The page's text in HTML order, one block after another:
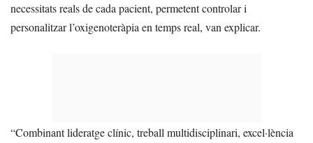
necessitats reals de cada pacient, permetent controlar i
personalitzar l’oxigenoteràpia en temps real, van explicar.
“Combinant lideratge clínic, treball multidisciplinari, excel·lència